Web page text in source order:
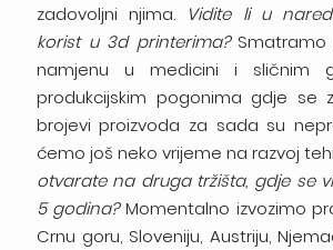
zadovoljni njima.
Vidite li u
korist u 3d printerima?Smatramo
namjenu u medicini i sličnim
produkcijskim pogonima gdje se
brojevi proizvoda za sada su
ćemo još neko vrijeme na razvoj
otvarate na druga tržišta, gdje se
5 godina?Momentalno izvozimo
Crnu goru, Sloveniju, Austriju,